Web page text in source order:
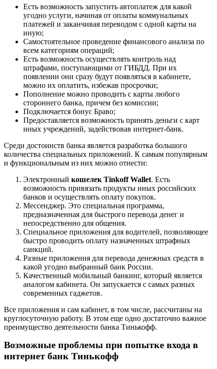
Есть возможность запустить автоплатеж для какой
угодно услуги, начиная от оплаты коммунальных
платежей и заканчивая переводом с одной карты на
иную;
Самостоятельное проведение финансового анализа по
всем категориям операций;
Есть возможность осуществлять контроль над
штрафами, поступающими от ГИБДД. При их
появлении они сразу будут появляться в кабинете,
можно их оплатить, избежав просрочки;
Пополнение можно проводить с карты любого
стороннего банка, причем без комиссии;
Подключается бонус Браво;
Предоставляется возможность принять деньги с карт
иных учреждений, задействовав интернет-банк.
Среди достоинств банка является разработка большого
количества специальных приложений. К самым популярным
и функциональным из них можно отнести:
Электронный кошелек Tinkoff Wallet. Есть
возможность привязать продукты иных российских
банков и осуществлять оплату покупок.
Мессенджер. Это специальная программа,
предназначенная для быстрого перевода денег и
непосредственно для общения.
Специальное приложения для водителей, позволяющее
быстро проводить оплату назначенных штрафных
санкций.
Разные приложения для перевода денежных средств в
какой угодно выбранный банк России.
Качественный мобильный банкинг, который является
аналогом кабинета. Он запускается с самых разных
современных гаджетов.
Все приложения и сам кабинет, в том числе, рассчитаны на
круглосуточную работу. В этом еще одно достаточно важное
преимущество деятельности банка Тинькофф.
Возможные проблемы при попытке входа в
интернет банк Тинькофф